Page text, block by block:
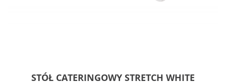
STÓŁ CATERINGOWY STRETCH WHITE